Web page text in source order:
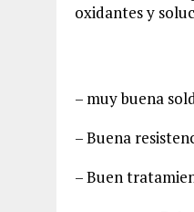
oxidantes y
– muy buena
– Buena
– Buen